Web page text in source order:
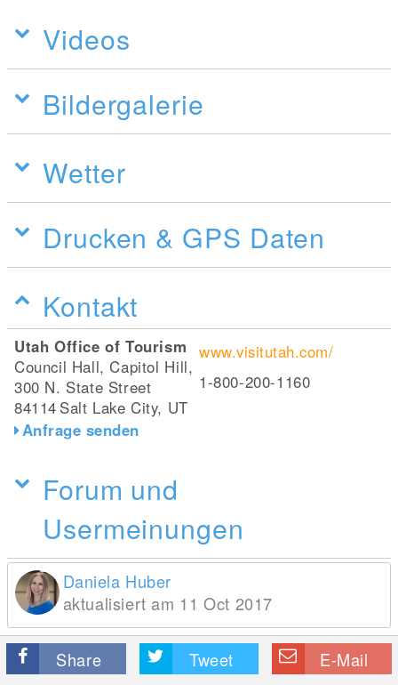
Videos
Bildergalerie
Wetter
Drucken & GPS Daten
Kontakt
Utah Office of Tourism
Council Hall, Capitol Hill,
300 N. State Street
84114 Salt Lake City, UT
Anfrage senden
www.visitutah.com/
1-800-200-1160
Forum und
Usermeinungen
Daniela Huber
aktualisiert am 11 Oct 2017
Share Tweet E-Mail